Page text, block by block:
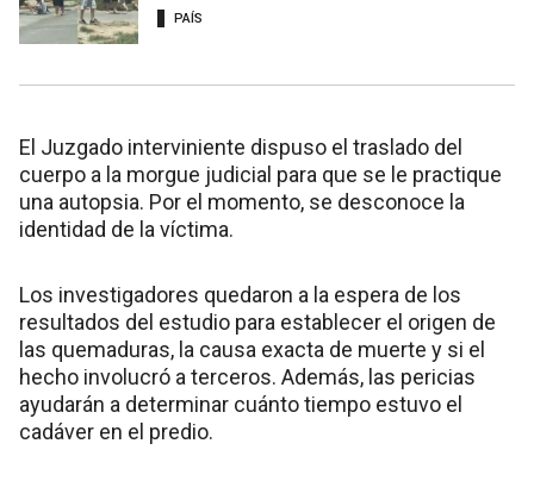
PAÍS
El Juzgado interviniente dispuso el traslado del
cuerpo a la morgue judicial para que se le practique
una autopsia. Por el momento, se desconoce la
identidad de la víctima.
Los investigadores quedaron a la espera de los
resultados del estudio para establecer el origen de
las quemaduras, la causa exacta de muerte y si el
hecho involucró a terceros. Además, las pericias
ayudarán a determinar cuánto tiempo estuvo el
cadáver en el predio.